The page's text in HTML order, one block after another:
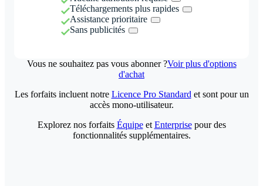
Téléchargements plus rapides
Assistance prioritaire
Sans publicités
Vous ne souhaitez pas vous abonner ?Voir plus d'options
d'achat
Les forfaits incluent notre Licence Pro Standard et sont pour un
accès mono-utilisateur.
Explorez nos forfaits Équipeet Enterprisepour des
fonctionnalités supplémentaires.